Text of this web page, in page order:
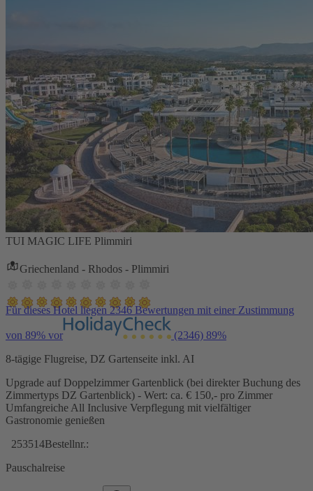
TUI MAGIC LIFE Plimmiri
Griechenland - Rhodos - Plimmiri
Für dieses Hotel liegen 2346 Bewertungen mit einer Zustimmung
von 89% vor (2346) 89%
8-tägige Flugreise, DZ Gartenseite inkl. AI
Upgrade auf Doppelzimmer Gartenblick (bei direkter Buchung des
Zimmertyps DZ Gartenblick) - Wert: ca. € 150,- pro Zimmer
Umfangreiche All Inclusive Verpflegung mit vielfältiger
Gastronomie genießen
253514Bestellnr.:
Pauschalreise